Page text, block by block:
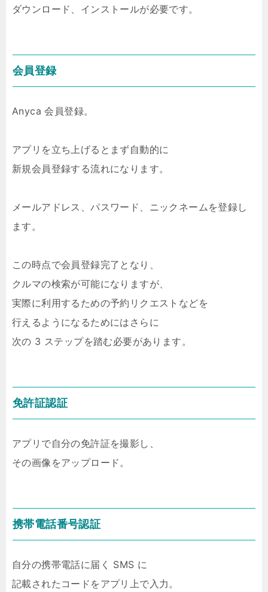
ダウンロード、インストールが必要です。
会員登録
Anyca 会員登録。
アプリを立ち上げるとまず自動的に
新規会員登録する流れになります。
メールアドレス、パスワード、ニックネームを登録し
ます。
この時点で会員登録完了となり、
クルマの検索が可能になりますが、
実際に利用するための予約リクエストなどを
行えるようになるためにはさらに
次の 3 ステップを踏む必要があります。
免許証認証
アプリで自分の免許証を撮影し、
その画像をアップロード。
携帯電話番号認証
自分の携帯電話に届く SMS に
記載されたコードをアプリ上で入力。